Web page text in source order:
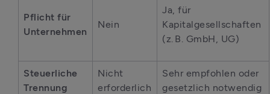
Pflicht für
Unternehmen
Nein
Ja, für
Kapitalgesellschaften
(z. B. GmbH, UG)
Steuerliche
Trennung
Nicht
erforderlich
Sehr empfohlen oder
gesetzlich notwendig